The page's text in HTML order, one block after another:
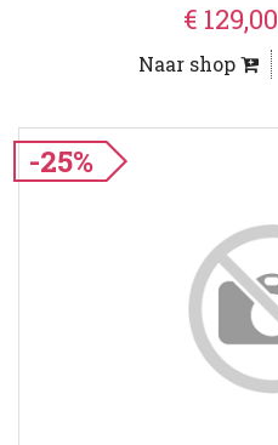
€ 129,00
Naar shop
-25%